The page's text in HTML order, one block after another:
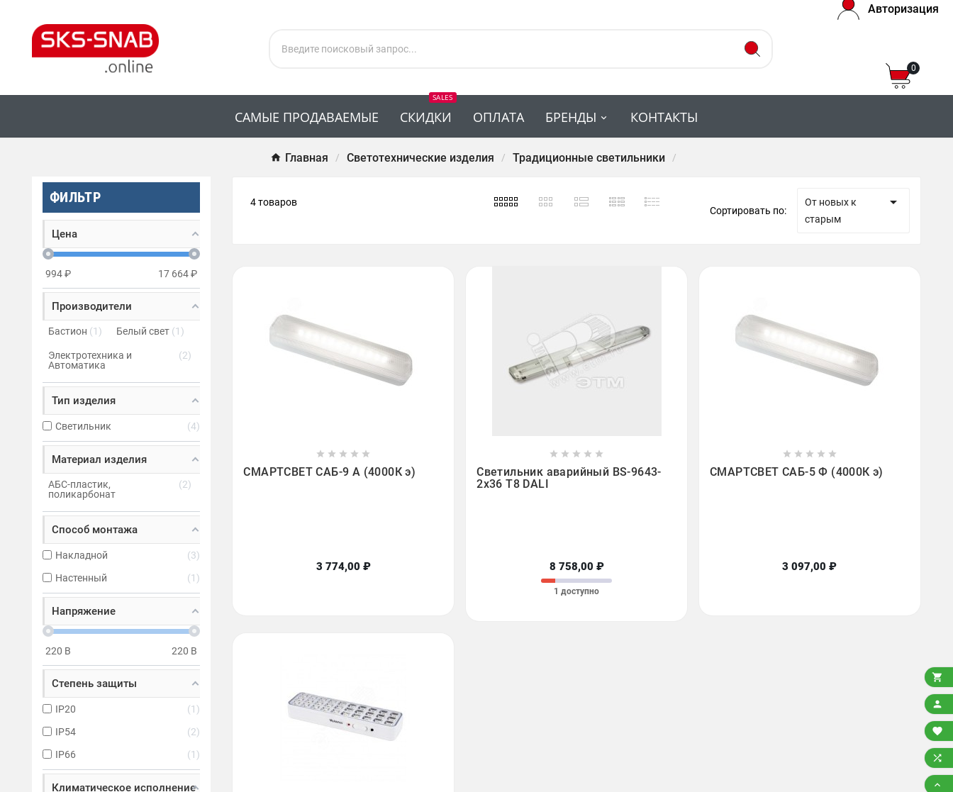
Авторизация
0
САМЫЕ ПРОДАВАЕМЫЕ СКИДКИ
SALES
ОПЛАТА БРЕНДЫ КОНТАКТЫ
Главная Светотехнические изделия Традиционные светильники
ФИЛЬТР
Цена
994₽ 17 664₽
Производители
Бастион 1 Белый свет 1
Электротехника и
Автоматика
2
Тип изделия
Светильник 4
Материал изделия
АБС-пластик,
поликарбонат
2
Способ монтажа
Накладной
3
Настенный
1
Напряжение
220 В 220 В
Степень защиты
IP20
1
IP54
2
IP66
1
Климатическое исполнение
4 товаров
Сортировать по:
От новых к
старым


    
СМАРТСВЕТ САБ-9 А (4000К э)
3 774,00 ₽
    
Светильник аварийный BS-9643-
2х36 Т8 DALI
8 758,00 ₽
1 доступно
    
СМАРТСВЕТ САБ-5 Ф (4000К э)
3 097,00 ₽




